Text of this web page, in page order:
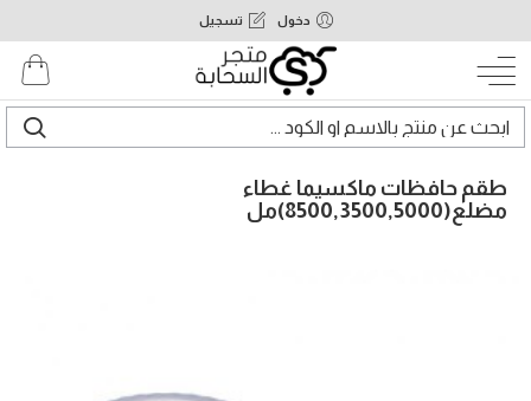
دخول تسجيل
طقم حافظات ماكسيما غطاء
مضلع(8500,3500,5000)مل